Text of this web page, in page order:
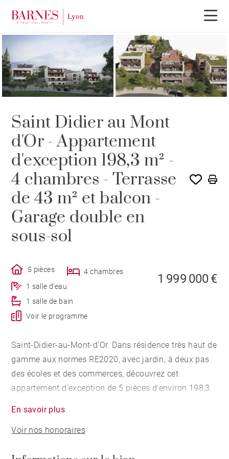
Saint Didier au Mont
d'Or - Appartement
d'exception 198,3 m² -
4 chambres - Terrasse
de 43 m² et balcon -
Garage double en
sous-sol
5 pièces
4 chambres
1 salle d'eau
1 salle de bain
Voir le programme
1 999 000 €
Saint-Didier-au-Mont-d'Or. Dans résidence très haut de
gamme aux normes RE2020, avec jardin, à deux pas
des écoles et des commerces, découvrez cet
appartement d'exception de 5 pièces d'environ 198,3
Minassian.
En savoir plus
Voir nos honoraires